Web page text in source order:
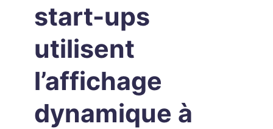
start-ups
utilisent
l’affichage
dynamique à